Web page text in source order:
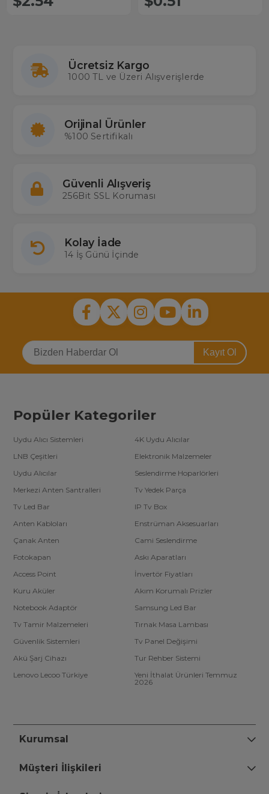
Ücretsiz Kargo
1000 TL ve Üzeri Alışverişlerde
Orijinal Ürünler
%100 Sertifikalı
Güvenli Alışveriş
256Bit SSL Koruması
Kolay İade
14 İş Günü İçinde
Kayıt Ol
Popüler Kategoriler
Uydu Alıcı Sistemleri
4K Uydu Alıcılar
LNB Çeşitleri
Elektronik Malzemeler
Uydu Alıcılar
Seslendirme Hoparlörleri
Merkezi Anten Santralleri
Tv Yedek Parça
Tv Led Bar
IP Tv Box
Anten Kabloları
Enstrüman Aksesuarları
Çanak Anten
Cami Seslendirme
Fotokapan
Askı Aparatları
Access Point
İnvertör Fiyatları
Kuru Aküler
Akım Korumalı Prizler
Notebook Adaptör
Samsung Led Bar
Tv Tamir Malzemeleri
Tırnak Masa Lambası
Güvenlik Sistemleri
Tv Panel Değişimi
Akü Şarj Cihazı
Tur Rehber Sistemi
Lenovo Lecoo Türkiye
Yeni İthalat Ürünleri Temmuz
2026
Kurumsal
Müşteri İlişkileri